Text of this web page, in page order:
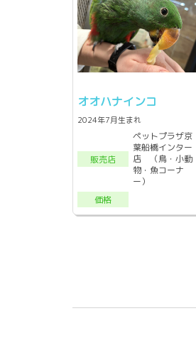
オオハナインコ
2024年7月生まれ
販売店
ペットプラザ京
葉船橋インター
店 （鳥・小動
物・魚コーナ
ー）
価格